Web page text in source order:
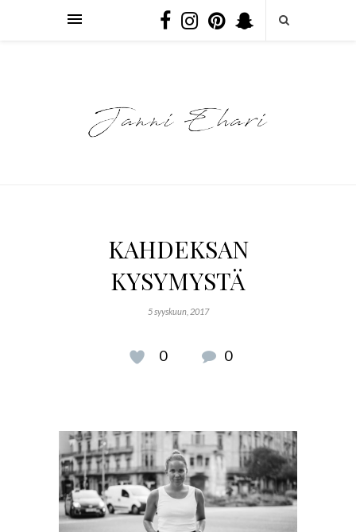
KAHDEKSAN
KYSYMYSTÄ
5 syyskuun, 2017
0 0